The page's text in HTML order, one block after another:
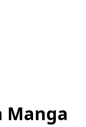
Manga